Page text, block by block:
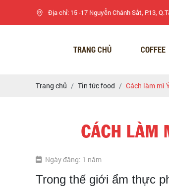
Địa chỉ: 15 -17 Nguyễn Chánh Sắt, P.13,
TRANG CHỦ COFFEE
Trang chủ Tin tức food Cách làm mì
CÁCH LÀM
Ngày đăng: 1 năm
Trong thế giới ẩm thực